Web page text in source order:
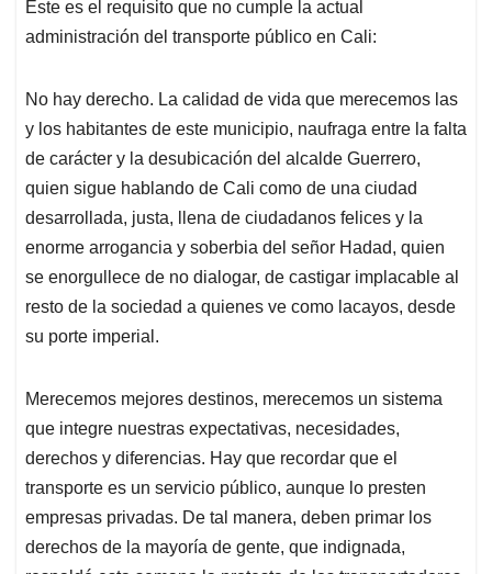
Este es el requisito que no cumple la actual
administración del transporte público en Cali:
No hay derecho. La calidad de vida que merecemos las
y los habitantes de este municipio, naufraga entre la falta
de carácter y la desubicación del alcalde Guerrero,
quien sigue hablando de Cali como de una ciudad
desarrollada, justa, llena de ciudadanos felices y la
enorme arrogancia y soberbia del señor Hadad, quien
se enorgullece de no dialogar, de castigar implacable al
resto de la sociedad a quienes ve como lacayos, desde
su porte imperial.
Merecemos mejores destinos, merecemos un sistema
que integre nuestras expectativas, necesidades,
derechos y diferencias. Hay que recordar que el
transporte es un servicio público, aunque lo presten
empresas privadas. De tal manera, deben primar los
derechos de la mayoría de gente, que indignada,